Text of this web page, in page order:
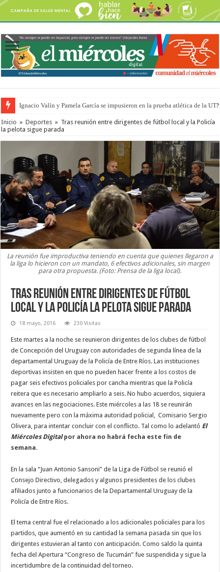
Ignacio Valín y Pamela García se impusieron en la prueba atlética de la
Traigo el litoral en mi canción: 100 años de Aníbal Sampayo
Inicio » Deportes » Tras reunión entre dirigentes de fútbol local y la Policía
la pelota sigue parada
La reunión fue improductiva teniendo en cuenta que quienes llegaron a
la liga lo hicieron con un mandato, 6 efectivos adicionales, sin margen
para otra propuesta. (Foto: Prensa de la liga local).
Tras reunión entre dirigentes de fútbol
local y la Policía la pelota sigue parada
18 mayo, 2016 230 Visitas
Este martes a la noche se reunieron dirigentes de los clubes de fútbol
de Concepción del Uruguay con autoridades de segunda línea de la
departamental Uruguay de la Policía de Entre Ríos. Las instituciones
deportivas insisten en que no pueden hacer frente a los costos de
pagar seis efectivos policiales por cancha mientras que la Policía
reitera que es necesario ampliarlo a seis. No hubo acuerdos, siquiera
avances en las negociaciones. Este miércoles a las 18 se reunirán
nuevamente pero con la máxima autoridad policial, Comisario Sergio
Olivera, para intentar concluir con el conflicto. Tal como lo adelantó El
Miércoles Digital por ahora no habrá fecha este fin de
semana.
En la sala “Juan Antonio Sansoni” de la Liga de Fútbol se reunió el
Consejo Directivo, delegados y algunos presidentes de los clubes
afiliados junto a funcionarios de la Departamental Uruguay de la
Policía de Entre Ríos.
El tema central fue el relacionado a los adicionales policiales para los
partidos, que aumentó en su cantidad la semana pasada sin que los
dirigentes estuvieran al tanto con anticipación. Como saldo la quinta
fecha del Apertura “Congreso de Tucumán” fue suspendida y sigue la
incertidumbre de la continuidad del torneo.